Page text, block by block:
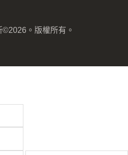
©2026。版權所有。